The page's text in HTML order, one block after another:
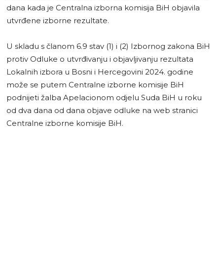
dana kada je Centralna izborna komisija BiH objavila
utvrđene izborne rezultate.
U skladu s članom 6.9 stav (1) i (2) Izbornog zakona BiH
protiv Odluke o utvrđivanju i objavlјivanju rezultata
Lokalnih izbora u Bosni i Hercegovini 2024. godine
može se putem Centralne izborne komisije BiH
podnijeti žalba Apelacionom odjelu Suda BiH u roku
od dva dana od dana objave odluke na web stranici
Centralne izborne komisije BiH.